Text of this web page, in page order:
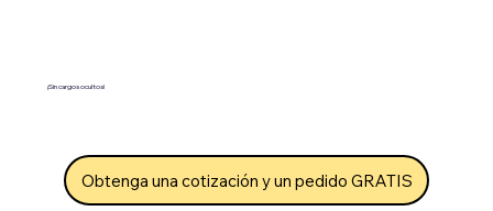
¡Sin cargos ocultos!
Obtenga una cotización y un pedido GRATIS